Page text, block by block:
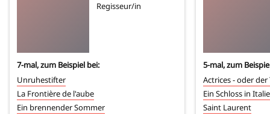
Regisseur/in
7-mal, zum Beispiel bei:
Unruhestifter
La Frontière de l'aube
Ein brennender Sommer
5-mal, zum
Ein Schloss in
Saint Laurent